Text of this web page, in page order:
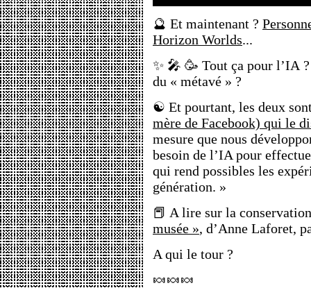
🔮 Et maintenant ?
Horizon Worlds...
✨ 🎤 🥳 Tout ça pour l’IA
du « métavé » ?
☯️ Et pourtant, les deux
mère de Facebook) qui le
mesure que nous
besoin de l’IA pour
qui rend possibles les
génération. »
📕 A lire sur la
musée », d’Anne Laforet,
A qui le tour ?
🍬🍬🍬